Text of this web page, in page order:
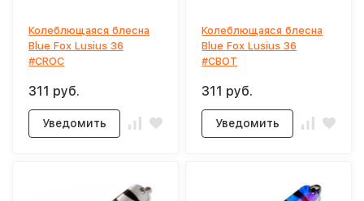
Колеблющаяся блесна
Blue Fox Lusius 36
#CROC
311 руб.
Уведомить
Колеблющаяся блесна
Blue Fox Lusius 36
#CBOT
311 руб.
Уведомить